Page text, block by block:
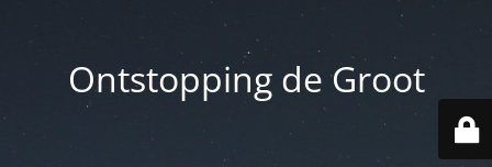
Ontstopping de Groot